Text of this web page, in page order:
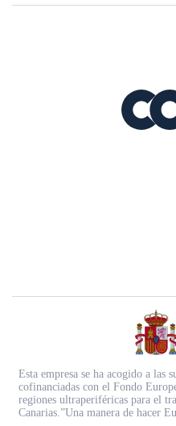
Esta empresa se ha acogido a las
cofinanciadas con el Fondo
regiones ultraperiféricas para el
Canarias.”Una manera de hacer